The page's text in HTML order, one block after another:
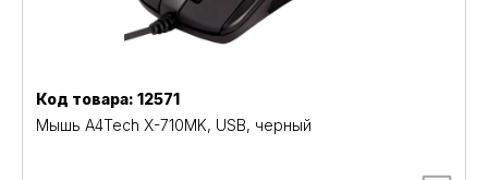
Код товара: 12571
Мышь A4Tech X-710MK, USB, черный